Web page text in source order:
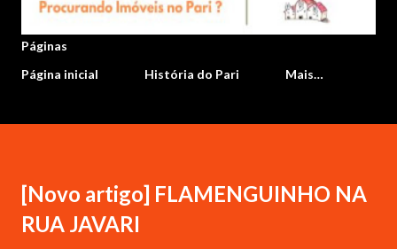
Páginas
Página inicial
História do Pari Mais…
[Novo artigo] FLAMENGUINHO NA
RUA JAVARI